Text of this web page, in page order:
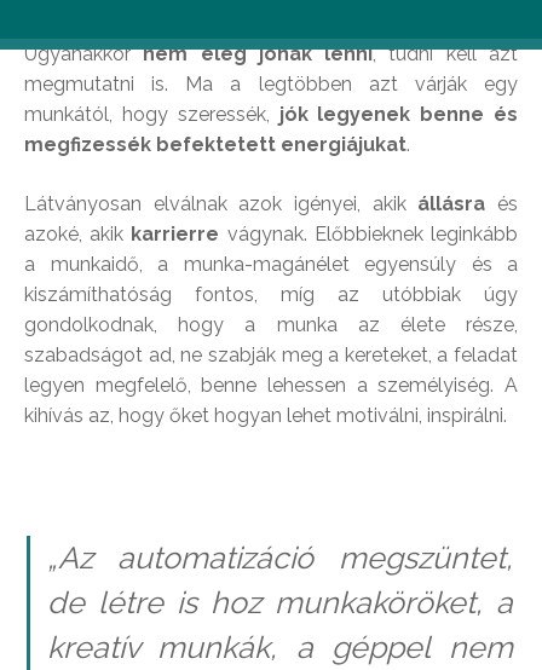
Ugyanakkornem elég jónak lenni, tudni kell azt
megmutatni is. Ma a legtöbben azt várják egy
munkától, hogy szeressék, jók legyenek benne és
megfizessék befektetett energiájukat.
Látványosan elválnak azok igényei, akik állásra és
azoké, akik karrierre vágynak. Előbbieknek leginkább
a munkaidő, a munka-magánélet egyensúly és a
kiszámíthatóság fontos, míg az utóbbiak úgy
gondolkodnak, hogy a munka az élete része,
szabadságot ad, ne szabják meg a kereteket, a feladat
legyen megfelelő, benne lehessen a személyiség. A
kihívás az, hogy őket hogyan lehet motiválni, inspirálni.
„Az automatizáció megszüntet,
de létre is hoz munkaköröket, a
kreatív munkák, a géppel nem